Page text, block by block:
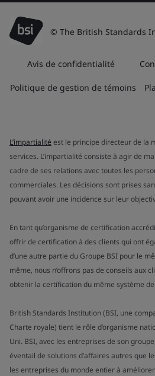
© The British Standards
Avis de confidentialité
Politique de gestion de témoins
L’impartialité est le principe directeur de la
services. L’impartialité consiste à agir de
cadre de ses relations avec toutes les
commerciales. Les décisions sont prises
pouvant avoir une incidence sur leur
En tant qu’organisme de certification
offrir de certification à des clients qui ont
d’une autre partie du Groupe BSI pour le
même, nous n’offrons pas de conseils aux
obtenir la certification du même système
British Standards Institution (BSI, une
Charte royale) tient le rôle d’organisme
Uni. BSI, avec les entreprises de son
éventail de solutions d’affaires autres que
les entreprises du monde entier à